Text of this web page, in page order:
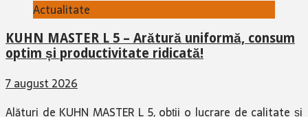
Actualitate
KUHN MASTER L 5 – Arătură uniformă, consum
optim și productivitate ridicată!
7 august 2026
Alături de KUHN MASTER L 5, obții o lucrare de calitate și